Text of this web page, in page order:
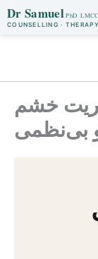
content
خشم
بی‌نظمی
Dr Samuel
COUNSELLING ·